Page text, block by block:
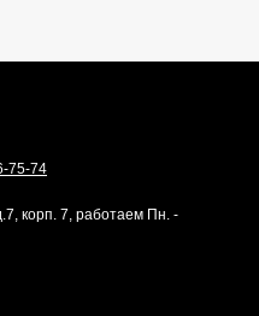
75-74
корп. 7, работаем Пн. -